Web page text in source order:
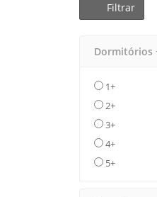
Filtrar
Dormitórios
1+
2+
3+
4+
5+